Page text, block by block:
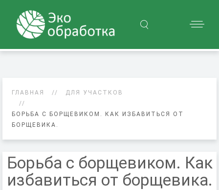
ГЛАВНАЯ ДЛЯ УЧАСТКОВ
БОРЬБА С БОРЩЕВИКОМ. КАК ИЗБАВИТЬСЯ ОТ
БОРЩЕВИКА.
Борьба с борщевиком. Как
избавиться от борщевика.